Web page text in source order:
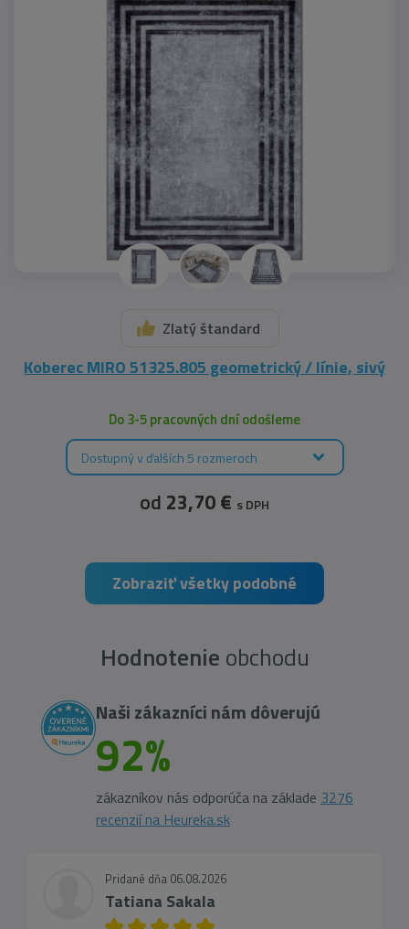
Zlatý štandard
Koberec MIRO 51325.805 geometrický / línie, sivý
Do 3-5 pracovných dní odošleme
Dostupný v ďalších 5 rozmeroch
od 23,70 € s DPH
Zobraziť všetky podobné
Hodnotenie obchodu
Naši zákazníci nám dôverujú
92%
zákazníkov nás odporúča na základe 3276
recenzií na Heureka.sk
Pridané dňa 06.08.2026
Tatiana Sakala